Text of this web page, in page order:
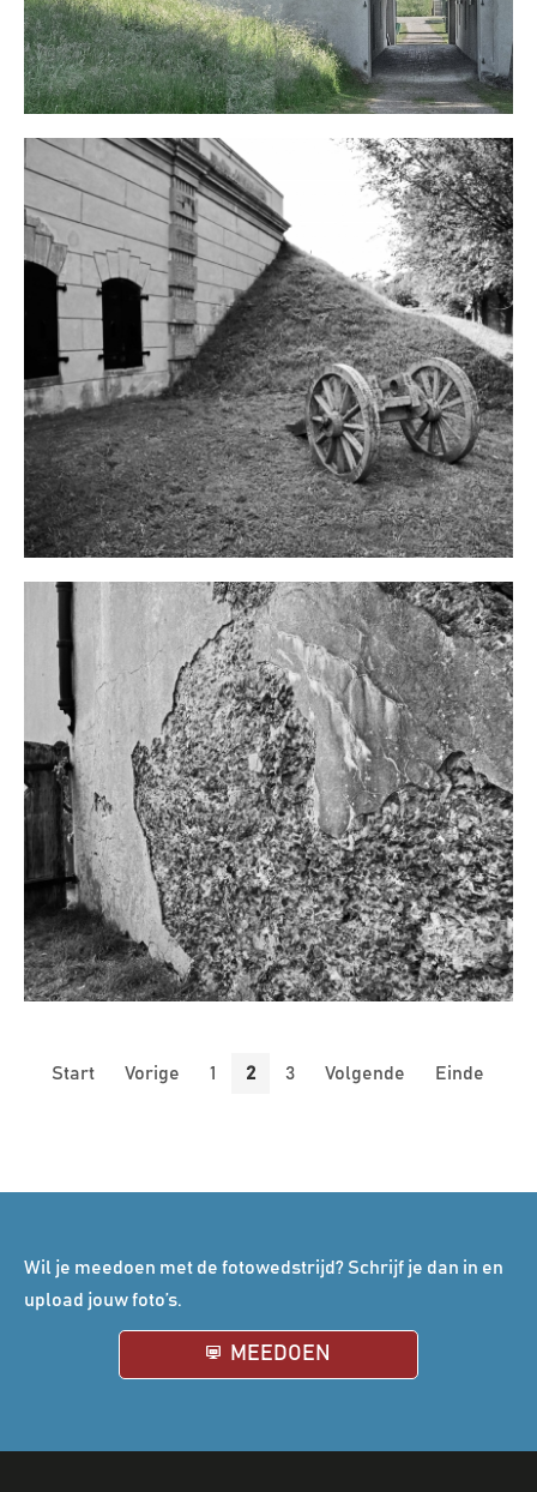
Start Vorige 1 2 3 Volgende Einde
Wil je meedoen met de fotowedstrijd? Schrijf je dan in en
upload jouw foto’s.
MEEDOEN